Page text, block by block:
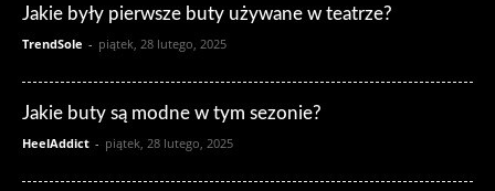
Jakie były pierwsze buty używane w teatrze?
TrendSole - piątek, 28 lutego, 2025
Jakie buty są modne w tym sezonie?
HeelAddict - piątek, 28 lutego, 2025